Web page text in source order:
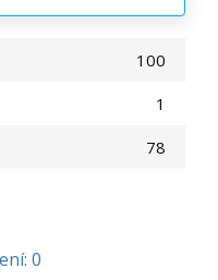
100
1
78
0